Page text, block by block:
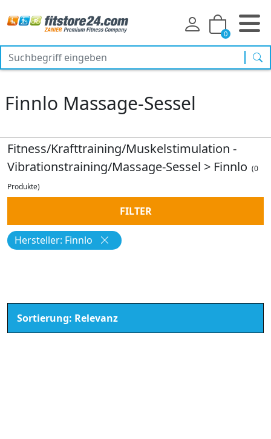
0
Finnlo Massage-Sessel
Fitness/Krafttraining/Muskelstimulation -
Vibrationstraining/Massage-Sessel > Finnlo (0
Produkte)
FILTER
Hersteller: Finnlo